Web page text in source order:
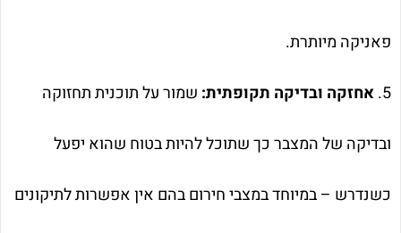
פאניקה מיותרת.
5. אחזקה ובדיקה תקופתית: שמור על תוכנית תחזוקה
ובדיקה של המצבר כך שתוכל להיות בטוח שהוא יפעל
כשנדרש – במיוחד במצבי חירום בהם אין אפשרות לתיקונים